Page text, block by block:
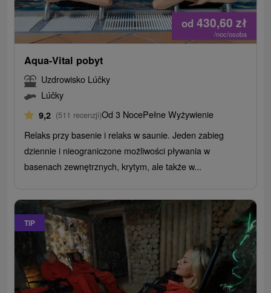
od 430,60 zł
/noc/osoba
Aqua-Vital pobyt
Uzdrowisko Lúčky
Lúčky
9,2 (511 recenzji)Od 3 NocePełne Wyżywienie
Relaks przy basenie i relaks w saunie. Jeden zabieg
dziennie i nieograniczone możliwości pływania w
basenach zewnętrznych, krytym, ale także w...
TIP